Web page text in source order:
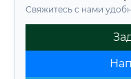
Свяжитесь с нами